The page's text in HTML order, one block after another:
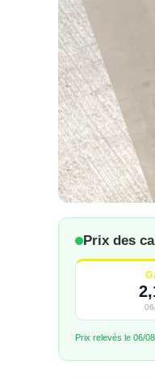
Prix des
Prix relevés le 06/